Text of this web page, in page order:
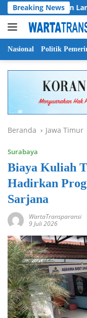
Langsung
ke
konten
Breaking News
Anak Dan Lansia
Nasional Politik
Beranda Jawa Timur
Surabaya
Biaya Kuliah
Hadirkan
Sarjana
WartaTransparansi
9 Juli 2026